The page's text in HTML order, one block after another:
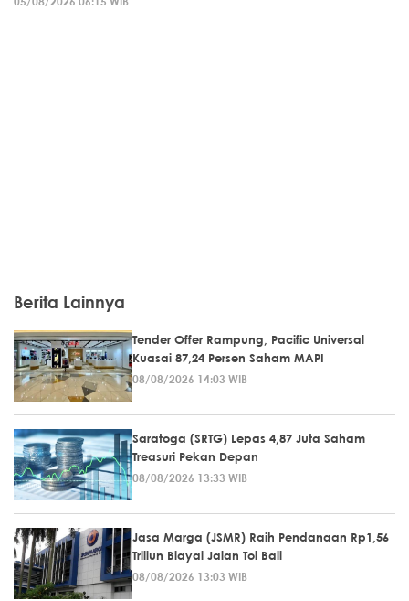
Berita Lainnya
Tender Offer Rampung, Pacific Universal
Kuasai 87,24 Persen Saham MAPI
08/08/2026 14:03 WIB
Saratoga (SRTG) Lepas 4,87 Juta Saham
Treasuri Pekan Depan
08/08/2026 13:33 WIB
Jasa Marga (JSMR) Raih Pendanaan Rp1,56
Triliun Biayai Jalan Tol Bali
08/08/2026 13:03 WIB